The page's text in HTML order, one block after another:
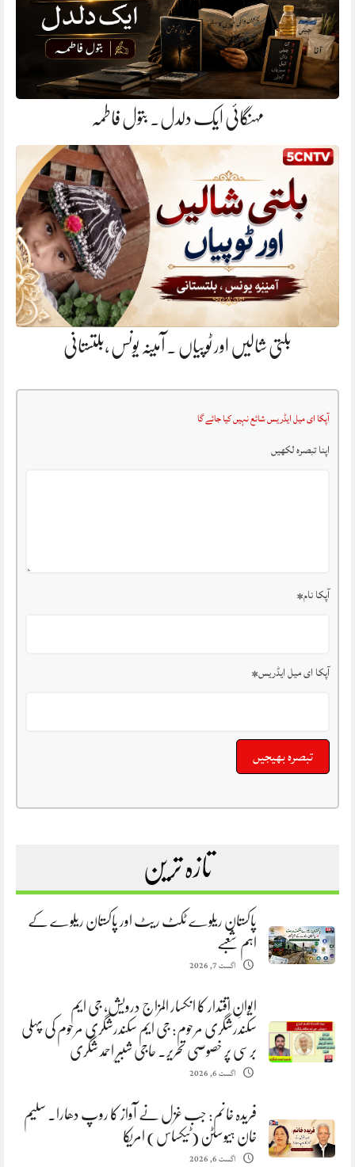
مہنگائی ایک دلدل. بتول فاطمہ
بلتی شالیں اور ٹوپیاں . آمینہ یونس ،بلتستانی
آپکا ای میل ایڈریس شائع نہیں کیا جائے گا
اپنا تبصرہ لکھیں
آپکا نام*
آپکا ای میل ایڈریس*
تازہ ترین
پاکستان ریلوے ٹکٹ ریٹ اور پاکستان ریلوے کے
اہم شعبے
اگست 7, 2026
ایوانِ اقتدار کا انکسار المزاج درویش، جی ایم
سکندرشگری مرحوم: جی ایم سکندرشگری مرحوم کی پہلی
برسی پر خصوصی تحریر. حاجی شبیر احمد شگری
اگست 6, 2026
فریدہ خانم: جب غزل نے آواز کا روپ دھارا. سلیم
خان ہیوسٹن (ٹیکساس) امریکا
اگست 6, 2026